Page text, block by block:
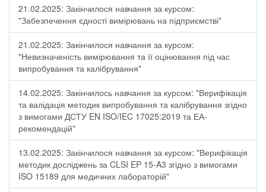
21.02.2025: Закінчилося навчання за курсом:
"Забезпечення єдності вимірювань на підприємстві"
21.02.2025: Закінчилося навчання за курсом:
"Невизначеність вимірювання та її оцінювання під час
випробування та калібрування"
14.02.2025: Закінчилось навчання за курсом: "Верифікація
та валідація методик випробування та калібрування згідно
з вимогами ДСТУ EN ISO/IEC 17025:2019 та ЕА-
рекомендацій"
13.02.2025: Закінчилося навчання за курсом: "Верифікація
методик досліджень за CLSI EP 15-A3 згідно з вимогами
ISO 15189 для медичних лабораторій"